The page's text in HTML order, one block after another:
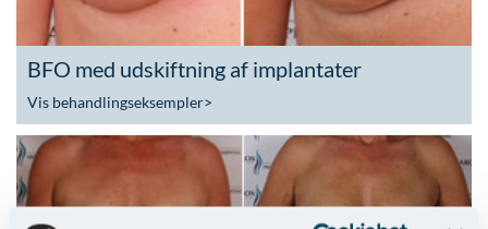
BFO med udskiftning af implantater
Vis behandlingseksempler>